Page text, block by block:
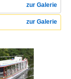
zur Galerie
zur Galerie